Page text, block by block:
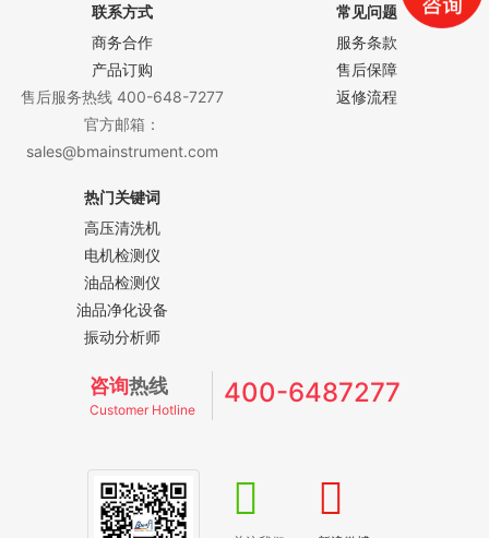
联系方式
商务合作
产品订购
售后服务热线 400-648-7277
官方邮箱：
sales@bmainstrument.com
常见问题
服务条款
售后保障
返修流程
热门关键词
高压清洗机
电机检测仪
油品检测仪
油品净化设备
振动分析师
咨询热线
Customer Hotline
400-6487277